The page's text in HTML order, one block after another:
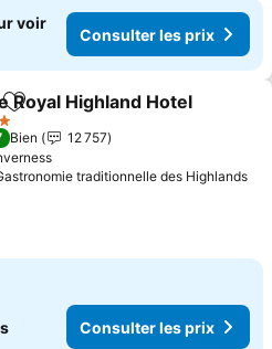
voir
Consulter les prix
Ajouter à mes favoris
Royal Highland Hotel
Bien
12 757
traditionnelle des Highlands
Consulter les prix